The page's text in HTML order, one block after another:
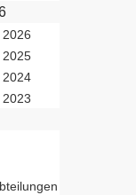
2026
2025
2024
2023